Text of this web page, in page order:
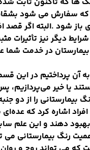
که سفارش می شود
باز شود .البته اگر قصد
دیگر نیز تأثیرات
بیمارستان در خدمت شما
آن پرداختیم در این
یا خیر میپردازیم،
بیمارستانی را از دو
اشاره کرد که عدهای
دهند و این علم
رنگ بیمارستانی می